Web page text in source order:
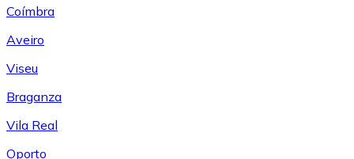
Coímbra
Aveiro
Viseu
Braganza
Vila Real
Oporto